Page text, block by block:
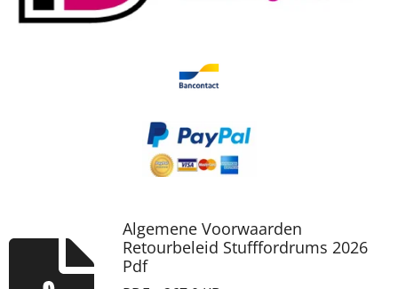
Algemene Voorwaarden
Retourbeleid Stufffordrums 2026
Pdf